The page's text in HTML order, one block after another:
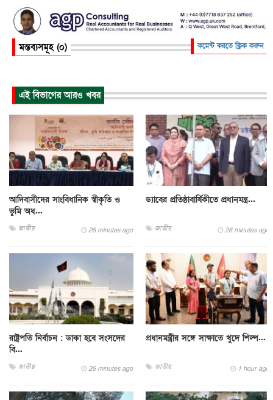
মন্তব্যসমূহ (০) কমেন্ট করতে ক্লিক করুন
এই বিভাগের আরও খবর
আদিবাসীদের সাংবিধানিক স্বীকৃতি ও
ভূমি অধ...
জাতীয় 26 minutes ago
ড্যাবের প্রতিষ্ঠাবার্ষিকীতে প্রধানমন্ত্র...
জাতীয় 26 minutes ago
রাষ্ট্রপতি নির্বাচন : ডাকা হবে সংসদের
বি...
জাতীয় 26 minutes ago
প্রধানমন্ত্রীর সঙ্গে সাক্ষাতে খুদে শিল্প...
জাতীয় 1 hour ago